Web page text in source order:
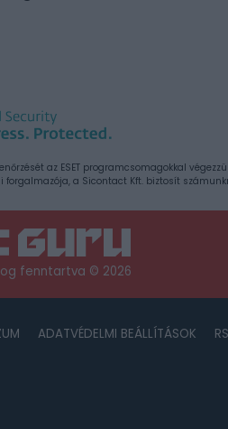
az ESET programcsomagokkal
a Sicontact Kft. biztosít
fenntartva © 2026
ADATVÉDELMI BEÁLLÍTÁSOK